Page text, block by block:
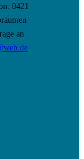
0421
an